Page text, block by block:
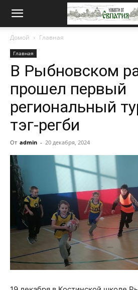
Новости
Евпатия
Домой Главная
Главная
В Рыбновском
прошел первый
региональный
тэг-регби
От admin - 20 декабря, 2024